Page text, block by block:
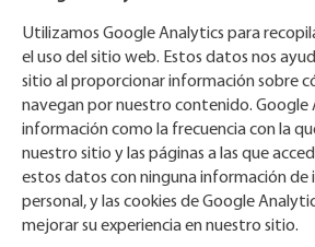
Utilizamos Google Analytics para
el uso del sitio web. Estos datos nos
sitio al proporcionar información sobre
navegan por nuestro contenido. Google
información como la frecuencia con la
nuestro sitio y las páginas a las que
estos datos con ninguna información de
personal, y las cookies de Google
mejorar su experiencia en nuestro sitio.